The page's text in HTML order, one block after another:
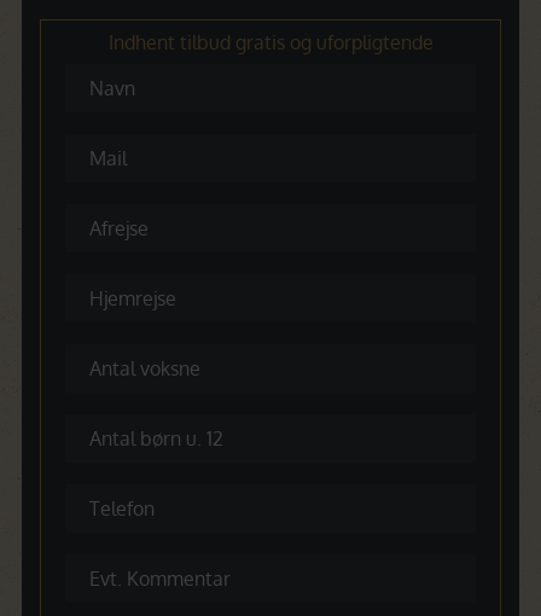
Indhent tilbud gratis og uforpligtende